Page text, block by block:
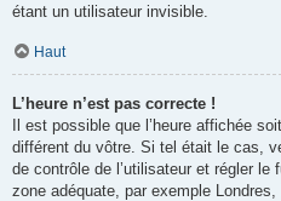
étant un utilisateur invisible.
Haut
L’heure n’est pas correcte !
Il est possible que l’heure affichée
différent du vôtre. Si tel était le cas,
de contrôle de l’utilisateur et régler le
zone adéquate, par exemple